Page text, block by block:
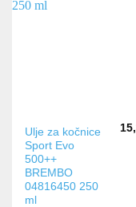
Ulje za kočnice
Sport Evo
500++
BREMBO
04816450 250
ml